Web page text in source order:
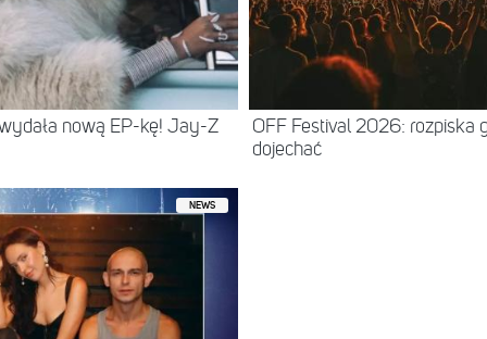
nową EP-kę! Jay-Z
OFF Festival 2026: rozpiska
dojechać
NEWS